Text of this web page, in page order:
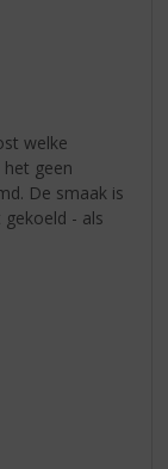
welke
geen
De smaak is
- als